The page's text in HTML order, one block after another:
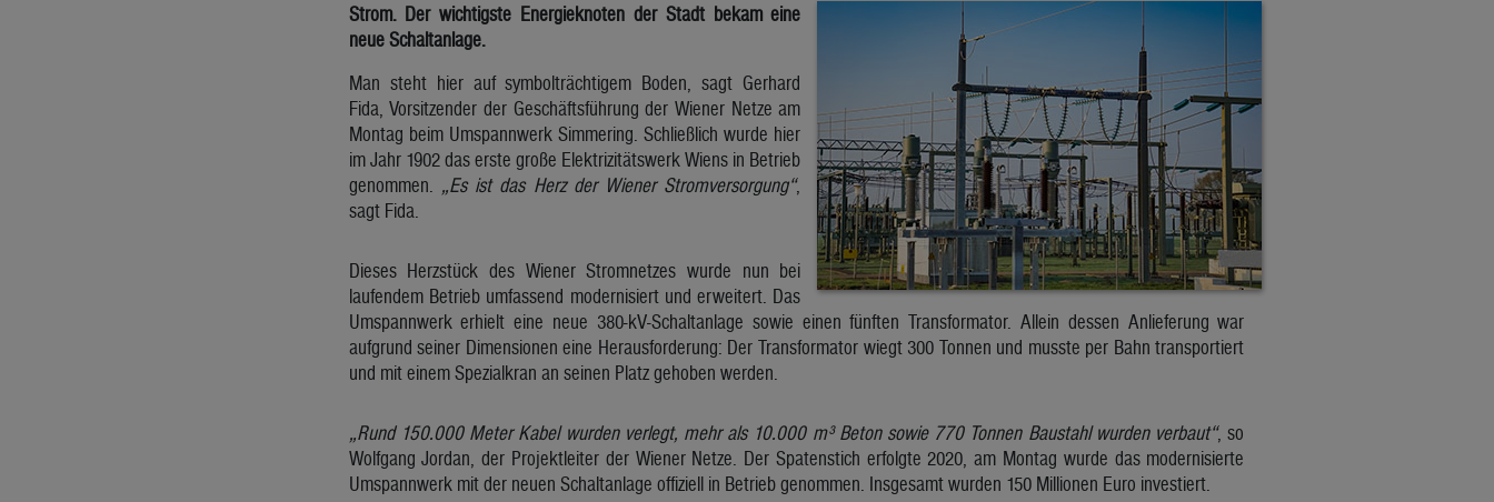
Strom. Der wichtigste Energieknoten der Stadt bekam eine
neue Schaltanlage.
Man steht hier auf symbolträchtigem Boden, sagt Gerhard
Fida, Vorsitzender der Geschäftsführung der Wiener Netze am
Montag beim Umspannwerk Simmering. Schließlich wurde hier
im Jahr 1902 das erste große Elektrizitätswerk Wiens in Betrieb
genommen. „Es ist das Herz der Wiener Stromversorgung“,
sagt Fida.
Dieses Herzstück des Wiener Stromnetzes wurde nun bei
laufendem Betrieb umfassend modernisiert und erweitert. Das
Umspannwerk erhielt eine neue 380-kV-Schaltanlage sowie einen fünften Transformator. Allein dessen Anlieferung war
aufgrund seiner Dimensionen eine Herausforderung: Der Transformator wiegt 300 Tonnen und musste per Bahn transportiert
und mit einem Spezialkran an seinen Platz gehoben werden.
„Rund 150.000 Meter Kabel wurden verlegt, mehr als 10.000 m³ Beton sowie 770 Tonnen Baustahl wurden verbaut“, so
Wolfgang Jordan, der Projektleiter der Wiener Netze. Der Spatenstich erfolgte 2020, am Montag wurde das modernisierte
Umspannwerk mit der neuen Schaltanlage offiziell in Betrieb genommen. Insgesamt wurden 150 Millionen Euro investiert.